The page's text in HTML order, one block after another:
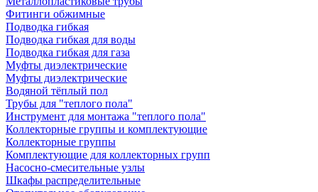
Фитинги обжимные
Подводка гибкая
Подводка гибкая для воды
Подводка гибкая для газа
Муфты диэлектрические
Муфты диэлектрические
Водяной тёплый пол
Трубы для "теплого пола"
Инструмент для монтажа "теплого пола"
Коллекторные группы и комплектующие
Коллекторные группы
Комплектующие для коллекторных групп
Насосно-смесительные узлы
Шкафы распределительные